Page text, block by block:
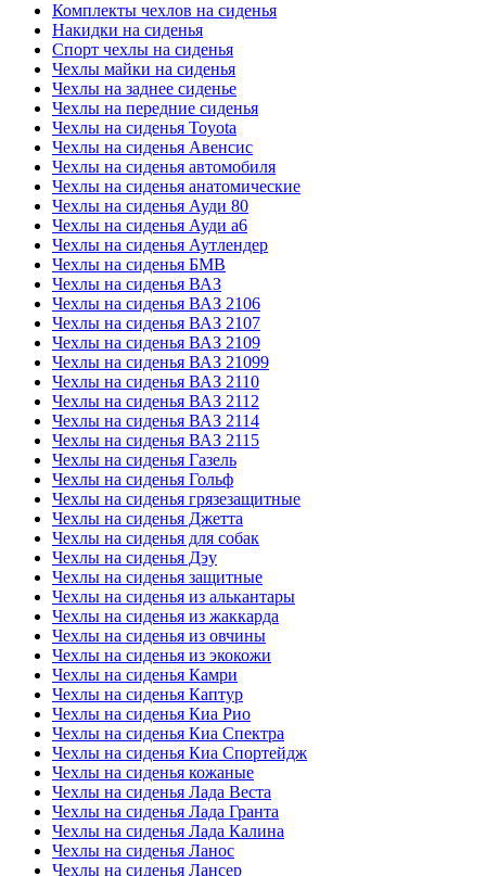
Комплекты чехлов на сиденья
Накидки на сиденья
Спорт чехлы на сиденья
Чехлы майки на сиденья
Чехлы на заднее сиденье
Чехлы на передние сиденья
Чехлы на сиденья Toyota
Чехлы на сиденья Авенсис
Чехлы на сиденья автомобиля
Чехлы на сиденья анатомические
Чехлы на сиденья Ауди 80
Чехлы на сиденья Ауди а6
Чехлы на сиденья Аутлендер
Чехлы на сиденья БМВ
Чехлы на сиденья ВАЗ
Чехлы на сиденья ВАЗ 2106
Чехлы на сиденья ВАЗ 2107
Чехлы на сиденья ВАЗ 2109
Чехлы на сиденья ВАЗ 21099
Чехлы на сиденья ВАЗ 2110
Чехлы на сиденья ВАЗ 2112
Чехлы на сиденья ВАЗ 2114
Чехлы на сиденья ВАЗ 2115
Чехлы на сиденья Газель
Чехлы на сиденья Гольф
Чехлы на сиденья грязезащитные
Чехлы на сиденья Джетта
Чехлы на сиденья для собак
Чехлы на сиденья Дэу
Чехлы на сиденья защитные
Чехлы на сиденья из алькантары
Чехлы на сиденья из жаккарда
Чехлы на сиденья из овчины
Чехлы на сиденья из экокожи
Чехлы на сиденья Камри
Чехлы на сиденья Каптур
Чехлы на сиденья Киа Рио
Чехлы на сиденья Киа Спектра
Чехлы на сиденья Киа Спортейдж
Чехлы на сиденья кожаные
Чехлы на сиденья Лада Веста
Чехлы на сиденья Лада Гранта
Чехлы на сиденья Лада Калина
Чехлы на сиденья Ланос
Чехлы на сиденья Лансер